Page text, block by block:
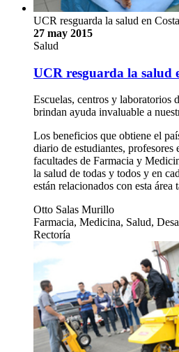
UCR resguarda la salud en
27 may 2015
Salud
UCR resguarda la salud
Escuelas, centros y laboratorios
brindan ayuda invaluable a
Los beneficios que obtiene el
diario de estudiantes, profesores
facultades de Farmacia y
la salud de todas y todos y en
están relacionados con esta
Otto Salas Murillo
Farmacia, Medicina, Salud,
Rectoría